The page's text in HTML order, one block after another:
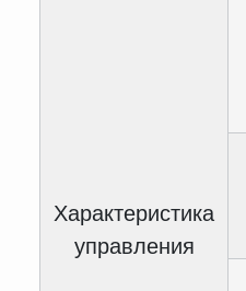
Характеристика
управления